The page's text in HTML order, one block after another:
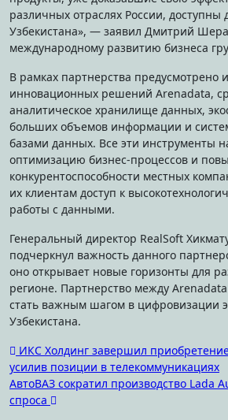
различных отраслях России, доступны
Узбекистана», — заявил Дмитрий
международному развитию бизнеса
В рамках партнерства предусмотрено
инновационных решений Arenadata,
аналитическое хранилище данных,
больших объемов информации и
базами данных. Все эти инструменты
оптимизацию бизнес-процессов и
конкурентоспособности местных
их клиентам доступ к
работы с данными.
Генеральный директор RealSoft
подчеркнул важность данного
оно открывает новые горизонты для
регионе. Партнерство между
стать важным шагом в цифровизации
Узбекистана.
Навигация
по
записям
ИКС Холдинг завершил
усилив позиции в телекоммуникациях
АвтоВАЗ сократил производство Lada
спроса